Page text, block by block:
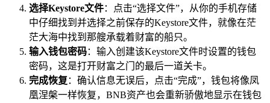
选择Keystore文件：点击“选择文件”，从你的手机存储
中仔细找到并选择之前保存的Keystore文件，就像在茫
茫大海中找到那艘承载着财富的船只。
输入钱包密码：输入创建该Keystore文件时设置的钱包
密码，这是打开财富之门的最后一道关卡。
完成恢复 ：确认信息无误后，点击“完成”，钱包将像凤
凰涅槃一样恢复，BNB资产也会重新骄傲地显示在钱包